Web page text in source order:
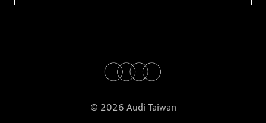
© 2026 Audi Taiwan